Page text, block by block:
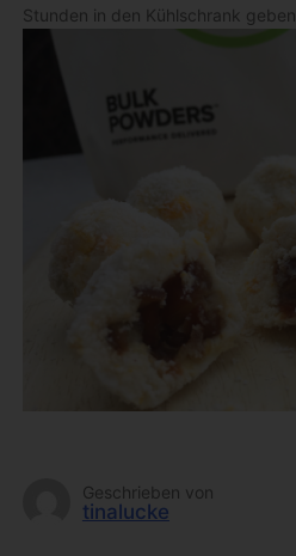
Stunden in den Kühlschrank geben.
Geschrieben von
tinalucke